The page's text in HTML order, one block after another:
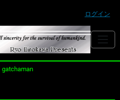
ログイン
gatchaman